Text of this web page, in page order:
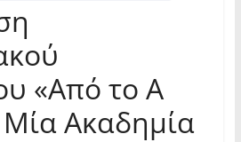
«Από το Α
Ακαδημία